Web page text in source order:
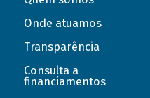
Onde atuamos
Transparência
Consulta a
financiamentos